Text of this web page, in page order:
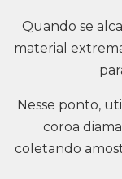
Quando se
material
Nesse ponto,
coroa
coletando